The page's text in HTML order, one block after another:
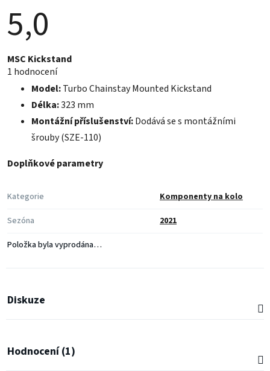
5,0
Průměrné
hodnocení
produktu
hvězdiček.
1 hodnocení
MSC Kickstand
Model:Turbo Chainstay Mounted Kickstand
Délka:323 mm
Montážní příslušenství:Dodává se s montážními
šrouby (SZE-110)
Doplňkové parametry
Kategorie
Komponenty na kolo
Sezóna
2021
Položka byla vyprodána…
Diskuze
Hodnocení (1)